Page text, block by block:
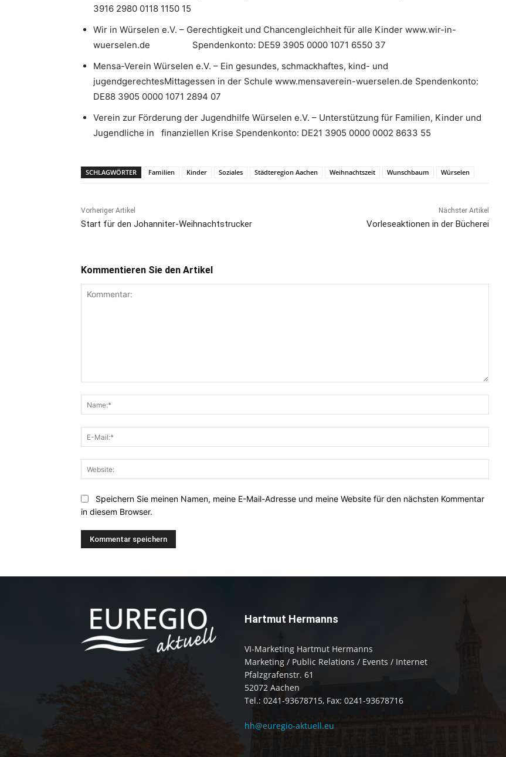
3916 2980 0118 1150 15
Wir in Würselen e.V. – Gerechtigkeit und Chancengleichheit für alle Kinder www.wir-in-
wuerselen.de Spendenkonto: DE59 3905 0000 1071 6550 37
Mensa-Verein Würselen e.V. – Ein gesundes, schmackhaftes, kind- und
jugendgerechtesMittagessen in der Schule www.mensaverein-wuerselen.de Spendenkonto:
DE88 3905 0000 1071 2894 07
Verein zur Förderung der Jugendhilfe Würselen e.V. – Unterstützung für Familien, Kinder und
Jugendliche in finanziellen Krise Spendenkonto: DE21 3905 0000 0002 8633 55
SCHLAGWÖRTER Familien Kinder Soziales Städteregion Aachen Weihnachtszeit Wunschbaum Würselen
Vorheriger Artikel
Start für den Johanniter-Weihnachtstrucker
Nächster Artikel
Vorleseaktionen in der Bücherei
Kommentieren Sie den Artikel
Mail:*
Speichern Sie meinen Namen, meine E-Mail-Adresse und meine Website für den nächsten Kommentar
in diesem Browser.
Hartmut Hermanns
VI-Marketing Hartmut Hermanns
Marketing / Public Relations / Events / Internet
Pfalzgrafenstr. 61
52072 Aachen
Tel.: 0241-93678715, Fax: 0241-93678716
hh@euregio-aktuell.eu